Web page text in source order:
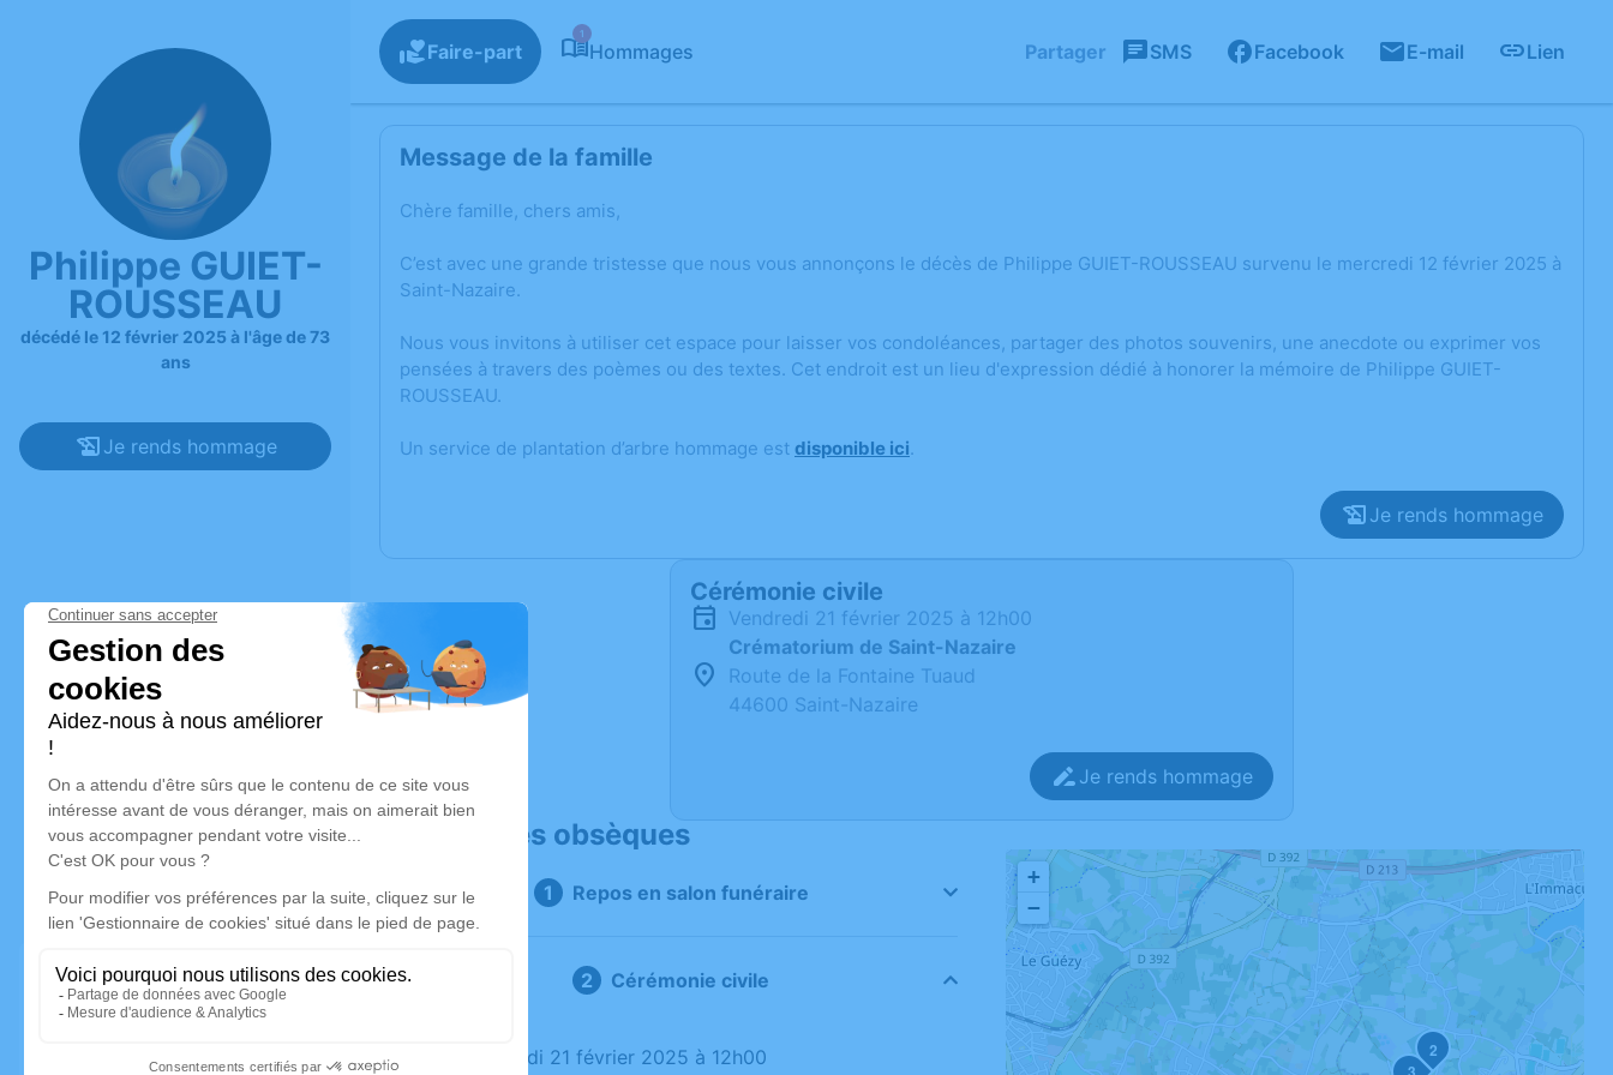
Philippe GUIET-
ROUSSEAU
décédé le 12 février 2025 à l'âge de 73
ans
Je rends hommage
Faire-part
1
Hommages Partager SMS Facebook E-mail Lien
Message de la famille
Chère famille, chers amis,
C’est avec une grande tristesse que nous vous annonçons le décès de Philippe GUIET-ROUSSEAU survenu le mercredi 12 février 2025 à
Saint-Nazaire.
Nous vous invitons à utiliser cet espace pour laisser vos condoléances, partager des photos souvenirs, une anecdote ou exprimer vos
pensées à travers des poèmes ou des textes. Cet endroit est un lieu d'expression dédié à honorer la mémoire de Philippe GUIET-
ROUSSEAU.
Un service de plantation d’arbre hommage est disponible ici.
Je rends hommage
Cérémonie civile
vendredi 21 février 2025 à 12h00
Crématorium de Saint-Nazaire
Route de la Fontaine Tuaud
44600 Saint-Nazaire
Je rends hommage
Déroulé des obsèques
Repos en salon funéraire
Cérémonie civile
Le vendredi 21 février 2025 à 12h00
2
+
−